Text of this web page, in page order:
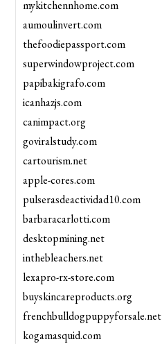
mykitchennhome.com
aumoulinvert.com
thefoodiepassport.com
superwindowproject.com
papibakigrafo.com
icanhazjs.com
canimpact.org
goviralstudy.com
cartourism.net
apple-cores.com
pulserasdeactividad10.com
barbaracarlotti.com
desktopmining.net
inthebleachers.net
lexapro-rx-store.com
buyskincareproducts.org
frenchbulldogpuppyforsale.net
kogamasquid.com